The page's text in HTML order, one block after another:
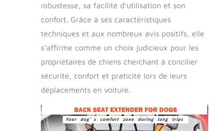
robustesse, sa facilité d’utilisation et son
confort. Grâce à ses caractéristiques
techniques et aux nombreux avis positifs, elle
s’affirme comme un choix judicieux pour les
propriétaires de chiens cherchant à concilier
sécurité, confort et praticité lors de leurs
déplacements en voiture.